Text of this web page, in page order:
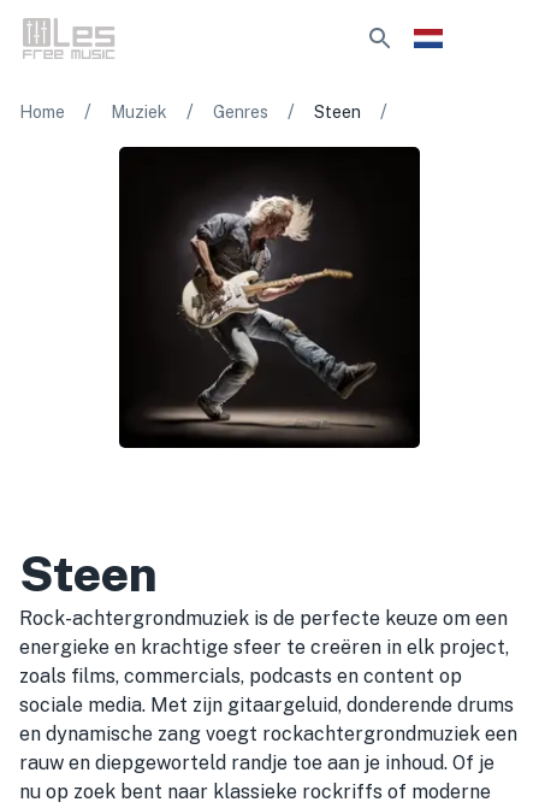
Home / Muziek / Genres / Steen /
Steen
Rock-achtergrondmuziek is de perfecte keuze om een
energieke en krachtige sfeer te creëren in elk project,
zoals films, commercials, podcasts en content op
sociale media. Met zijn gitaargeluid, donderende drums
en dynamische zang voegt rockachtergrondmuziek een
rauw en diepgeworteld randje toe aan je inhoud. Of je
nu op zoek bent naar klassieke rockriffs of moderne